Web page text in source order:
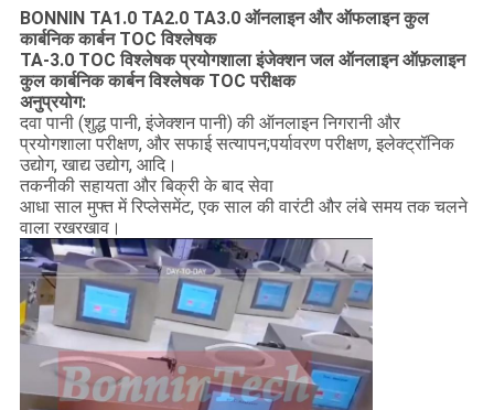
BONNIN TA1.0 TA2.0 TA3.0 ऑनलाइन और ऑफलाइन कुल
कार्बनिक कार्बन TOC विश्लेषक
TA-3.0 TOC विश्लेषक प्रयोगशाला इंजेक्शन जल ऑनलाइन ऑफ़लाइन
कुल कार्बनिक कार्बन विश्लेषक TOC परीक्षक
अनुप्रयोग:
दवा पानी (शुद्ध पानी, इंजेक्शन पानी) की ऑनलाइन निगरानी और
प्रयोगशाला परीक्षण, और सफाई सत्यापन;पर्यावरण परीक्षण, इलेक्ट्रॉनिक
उद्योग, खाद्य उद्योग, आदि।
तकनीकी सहायता और बिक्री के बाद सेवा
आधा साल मुफ्त में रिप्लेसमेंट, एक साल की वारंटी और लंबे समय तक चलने
वाला रखरखाव।